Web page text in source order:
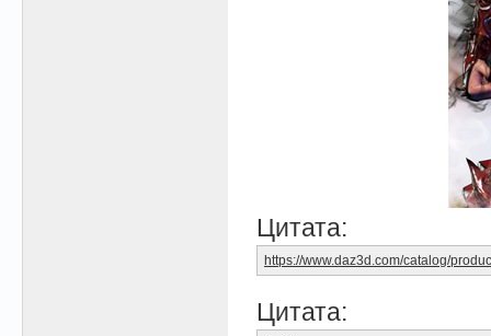
Цитата:
https://www.daz3d.com/catalog/
Цитата: